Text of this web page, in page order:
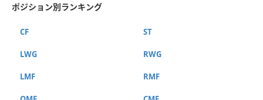
ポジション別ランキング
CF ST
LWG RWG
LMF RMF